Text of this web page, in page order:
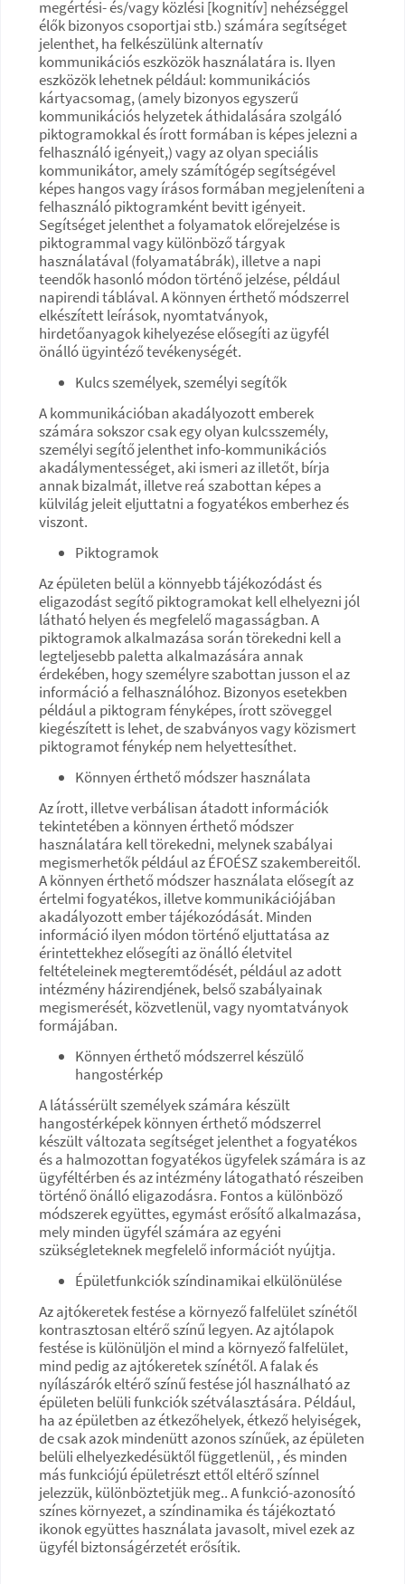
megértési- és/vagy közlési [kognitív] nehézséggel
élők bizonyos csoportjai stb.) számára segítséget
jelenthet, ha felkészülünk alternatív
kommunikációs eszközök használatára is. Ilyen
eszközök lehetnek például: kommunikációs
kártyacsomag, (amely bizonyos egyszerű
kommunikációs helyzetek áthidalására szolgáló
piktogramokkal és írott formában is képes jelezni a
felhasználó igényeit,) vagy az olyan speciális
kommunikátor, amely számítógép segítségével
képes hangos vagy írásos formában megjeleníteni a
felhasználó piktogramként bevitt igényeit.
Segítséget jelenthet a folyamatok előrejelzése is
piktogrammal vagy különböző tárgyak
használatával (folyamatábrák), illetve a napi
teendők hasonló módon történő jelzése, például
napirendi táblával. A könnyen érthető módszerrel
elkészített leírások, nyomtatványok,
hirdetőanyagok kihelyezése elősegíti az ügyfél
önálló ügyintéző tevékenységét.
Kulcs személyek, személyi segítők
A kommunikációban akadályozott emberek
számára sokszor csak egy olyan kulcsszemély,
személyi segítő jelenthet info-kommunikációs
akadálymentességet, aki ismeri az illetőt, bírja
annak bizalmát, illetve reá szabottan képes a
külvilág jeleit eljuttatni a fogyatékos emberhez és
viszont.
Piktogramok
Az épületen belül a könnyebb tájékozódást és
eligazodást segítő piktogramokat kell elhelyezni jól
látható helyen és megfelelő magasságban. A
piktogramok alkalmazása során törekedni kell a
legteljesebb paletta alkalmazására annak
érdekében, hogy személyre szabottan jusson el az
információ a felhasználóhoz. Bizonyos esetekben
például a piktogram fényképes, írott szöveggel
kiegészített is lehet, de szabványos vagy közismert
piktogramot fénykép nem helyettesíthet.
Könnyen érthető módszer használata
Az írott, illetve verbálisan átadott információk
tekintetében a könnyen érthető módszer
használatára kell törekedni, melynek szabályai
megismerhetők például az ÉFOÉSZ szakembereitől.
A könnyen érthető módszer használata elősegít az
értelmi fogyatékos, illetve kommunikációjában
akadályozott ember tájékozódását. Minden
információ ilyen módon történő eljuttatása az
érintettekhez elősegíti az önálló életvitel
feltételeinek megteremtődését, például az adott
intézmény házirendjének, belső szabályainak
megismerését, közvetlenül, vagy nyomtatványok
formájában.
Könnyen érthető módszerrel készülő
hangostérkép
A látássérült személyek számára készült
hangostérképek könnyen érthető módszerrel
készült változata segítséget jelenthet a fogyatékos
és a halmozottan fogyatékos ügyfelek számára is az
ügyféltérben és az intézmény látogatható részeiben
történő önálló eligazodásra. Fontos a különböző
módszerek együttes, egymást erősítő alkalmazása,
mely minden ügyfél számára az egyéni
szükségleteknek megfelelő információt nyújtja.
Épületfunkciók színdinamikai elkülönülése
Az ajtókeretek festése a környező falfelület színétől
kontrasztosan eltérő színű legyen. Az ajtólapok
festése is különüljön el mind a környező falfelület,
mind pedig az ajtókeretek színétől. A falak és
nyílászárók eltérő színű festése jól használható az
épületen belüli funkciók szétválasztására. Például,
ha az épületben az étkezőhelyek, étkező helyiségek,
de csak azok mindenütt azonos színűek, az épületen
belüli elhelyezkedésüktől függetlenül, , és minden
más funkciójú épületrészt ettől eltérő színnel
jelezzük, különböztetjük meg.. A funkció-azonosító
színes környezet, a színdinamika és tájékoztató
ikonok együttes használata javasolt, mivel ezek az
ügyfél biztonságérzetét erősítik.